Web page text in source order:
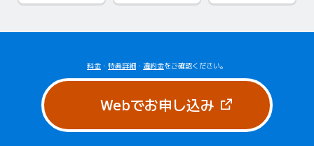
料金 ・ 特典詳細 ・ 違約金をご確認ください。
Webでお申し込み（新しいタブ